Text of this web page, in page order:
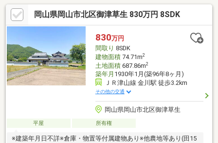
り。荷物の多いご家庭でも安心* *☆* *☆*弊社は岡山を中心
に、不動産総合事業として、売買・賃貸・管理と幅広くお客様に
サービスをお届けしております！購入・買い替え・購入+リノベ
ーションについて、どんな些細なことでもお気軽にお問い合わせ
ください。お問い合わせは【086-250-9005】または資料請求・来
場予約ボタンから。
岡山県岡山市北区御津草生 830万円 8SDK
830万円
間取り 8SDK
建物面積74.71m2
土地面積687.86m2
築年月 1930年1月(築96年8ヶ月)
ＪＲ津山線 金川駅 徒歩3.2km
その他の交通
岡山県岡山市北区御津草生
平屋 所有権
※建築年月日不詳※倉庫・物置等付属建物あり※他農地等あり(田15